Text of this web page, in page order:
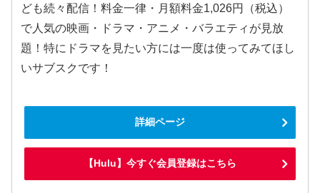
ども続々配信！料金一律・月額料金1,026円（税込）
で人気の映画・ドラマ・アニメ・バラエティが見放
題！特にドラマを見たい方には一度は使ってみてほし
いサブスクです！
詳細ページ
【Hulu】今すぐ会員登録はこちら